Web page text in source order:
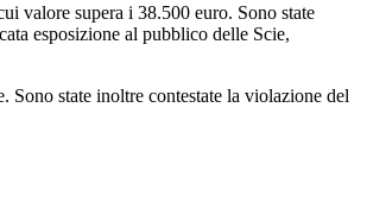
valore supera i 38.500 euro. Sono state
esposizione al pubblico delle Scie,
Sono state inoltre contestate la violazione del